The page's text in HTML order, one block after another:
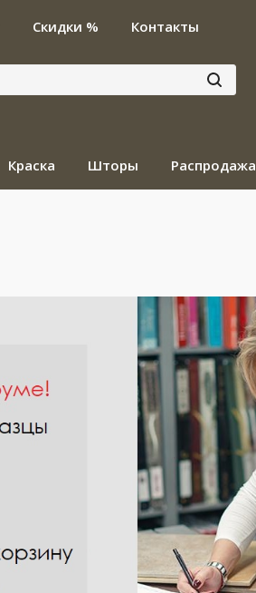
Скидки % Контакты
Краска Шторы Распродажа